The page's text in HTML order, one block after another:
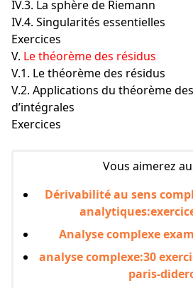
IV.3. La sphère de Riemann
IV.4. Singularités essentielles
Exercices
V. Le théorème des résidus
V.1. Le théorème des résidus
V.2. Applications du théorème
d’intégrales
Exercices
Vous aimerez
Dérivabilité au sens
Analyse complexe
analyse complexe:30
paris-